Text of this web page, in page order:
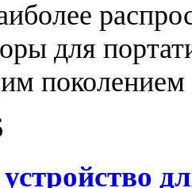
для
поколением